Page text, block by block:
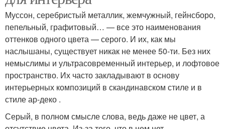
Муссон, серебристый металлик, жемчужный, гейнсборо,
пепельный, графитовый… — все это наименования
оттенков одного цвета — серого. И их, как мы
наслышаны, существует никак не менее 50-ти. Без них
немыслимы и ультрасовременный интерьер, и лофтовое
пространство. Их часто закладывают в основу
интерьерных композиций в скандинавском стиле и в
стиле ар-деко .
Серый, в полном смысле слова, ведь даже не цвет, а